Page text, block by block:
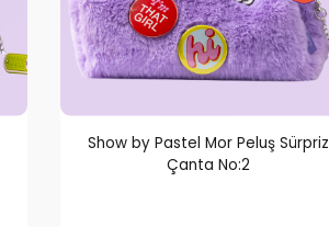
Show by Pastel Mor Peluş Sürpriz
Çanta No:2